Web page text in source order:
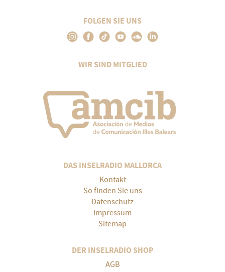
FOLGEN SIE UNS
WIR SIND MITGLIED
DAS INSELRADIO MALLORCA
Kontakt
So finden Sie uns
Datenschutz
Impressum
Sitemap
DER INSELRADIO SHOP
AGB